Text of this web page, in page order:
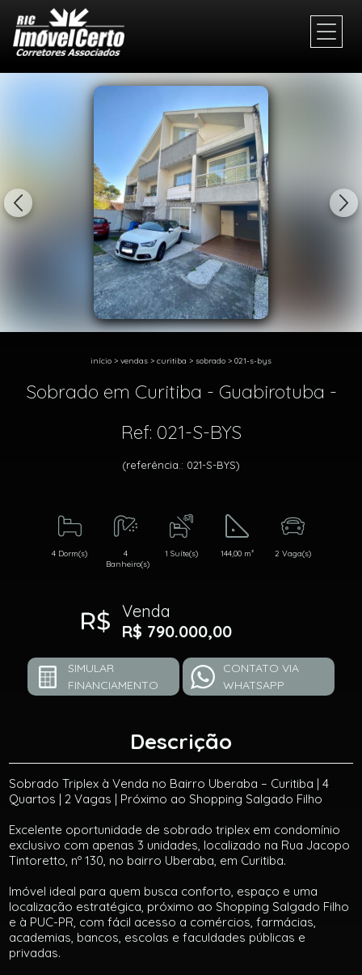
início > vendas > curitiba > sobrado > 021-s-bys
Sobrado em Curitiba - Guabirotuba -
Ref: 021-S-BYS
(referência.: 021-S-BYS)
4 Dorm(s)
4
Banheiro(s)
1 Suíte(s) 144,00 m² 2 Vaga(s)
Venda
R$ 790.000,00
SIMULAR
FINANCIAMENTO
CONTATO VIA
WHATSAPP
Descrição
Sobrado Triplex à Venda no Bairro Uberaba – Curitiba | 4
Quartos | 2 Vagas | Próximo ao Shopping Salgado Filho
Excelente oportunidade de sobrado triplex em condomínio
exclusivo com apenas 3 unidades, localizado na Rua Jacopo
Tintoretto, nº 130, no bairro Uberaba, em Curitiba.
Imóvel ideal para quem busca conforto, espaço e uma
localização estratégica, próximo ao Shopping Salgado Filho
e à PUC-PR, com fácil acesso a comércios, farmácias,
academias, bancos, escolas e faculdades públicas e
privadas.